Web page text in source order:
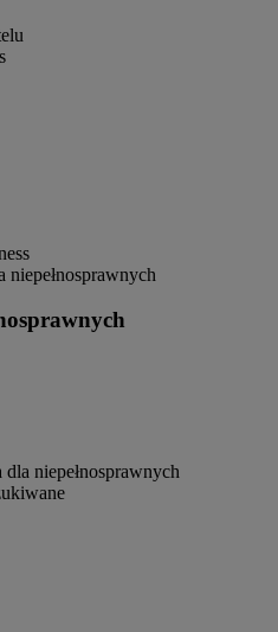
niepełnosprawnych
niepełnosprawnych